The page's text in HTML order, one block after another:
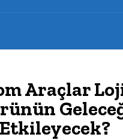
Araçlar